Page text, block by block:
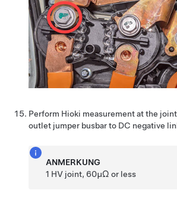
Perform Hioki measurement at the
outlet jumper busbar to DC negative
ANMERKUNG
1 HV joint, 60µΩ or less